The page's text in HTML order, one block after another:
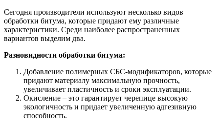
Сегодня производители используют несколько видов
обработки битума, которые придают ему различные
характеристики. Среди наиболее распространенных
вариантов выделим два.
Разновидности обработки битума:
Добавление полимерных СБС-модификаторов, которые
придают материалу максимальную прочность,
увеличивает пластичность и сроки эксплуатации.
Окисление – это гарантирует черепице высокую
экологичность и придает увеличенную адгезивную
способность.